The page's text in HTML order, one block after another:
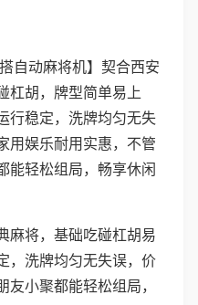
自动麻将机】契合西安
杠胡，牌型简单易上
行稳定，洗牌均匀无失
用娱乐耐用实惠，不管
能轻松组局，畅享休闲
麻将，基础吃碰杠胡易
，洗牌均匀无失误，价
小聚都能轻松组局，